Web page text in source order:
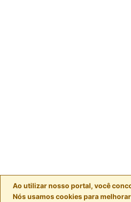
Ao utilizar nosso portal, você
Nós usamos cookies para